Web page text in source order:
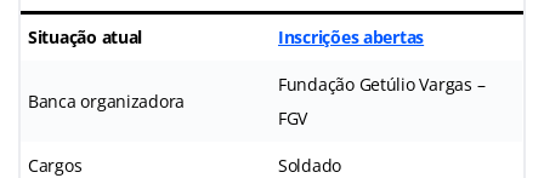
Situação atual Inscrições abertas
Banca organizadora
Fundação Getúlio Vargas –
FGV
Cargos Soldado